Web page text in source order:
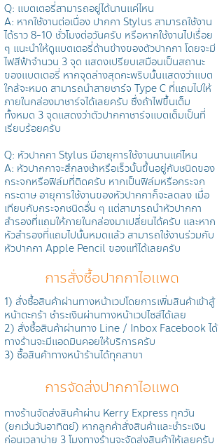
Q: แบตเตอรี่สามารถอยู่ได้นานแค่ไหน
A: หากใช้งานต่อเนื่อง ปากกา Stylus สามารถใช้งาน
ได้ราว 8-10 ชั่วโมงต่อวันครับ หรือหากใช้งานไปเรื่อย
ๆ แนะนำให้ดูแบตเตอรี่ด้านข้างของตัวปากกา โดยจะมี
ไฟสีฟ้าจำนวน 3 จุด แสดงเปรียบเสมือนเป็นสถานะ
ของแบตเตอรี่ หากจุดล่างสุดกะพริบนั้นแสดงว่าแบต
ใกล้จะหมด สามารถนำสายชาร์จ Type C ที่แถมไปให้
ภายในกล่องมาชาร์จได้เลยครับ ซึ่งถ้าไฟขึ้นเต็ม
ทั้งหมด 3 จุดแสดงว่าตัวปากกาชาร์จแบตเต็มเป็นที่
เรียบร้อยครับ
Q: หัวปากกา Stylus มีอายุการใช้งานนานแค่ไหน
A: หัวปากกาจะสึกลงช้าหรือเร็วนั้นขึ้นอยู่กับชนิดของ
กระจกหรือฟิล์มที่ติดครับ หากเป็นฟิล์มหรือกระจก
กระดาษ อายุการใช้งานของหัวปากกาก็จะลดลง เมื่อ
เทียบกับกระจกชนิดอื่น ๆ แต่สามารถนำหัวปากกา
สำรองที่แถมให้ภายในกล่องมาเปลี่ยนได้ครับ และหาก
หัวสำรองที่แถมไปนั้นหมดแล้ว สามารถใช้งานร่วมกับ
หัวปากกา Apple Pencil ของแท้ได้เลยครับ
การสั่งซื้อปากกาไอแพด
1) สั่งซื้อสินค้าผ่านทางหน้าเวปโดยการเพิ่มสินค้าเข้าสู้
หน้าตะกร้า ชำระเงินผ่านทางหน้าเวปไซส์ได้เลย
2) สั่งซื้อสินค้าผ่านทาง Line / Inbox Facebook ได้
ทางร้านจะมีแอดมินคอยให้บริการครับ
3) ซื้อสินค้าทางหน้าร้านได้ทุกสาขา
การจัดส่งปากกาไอแพด
ทางร้านจัดส่งสินค้าผ่าน Kerry Express ทุกวัน
(ยกเว้นวันอาทิตย์) หากลูกค้าสั่งสินค้าและชำระเงิน
ก่อนเวลาบ่าย 3 โมงทางร้านจะจัดส่งสินค้าให้เลยครับ